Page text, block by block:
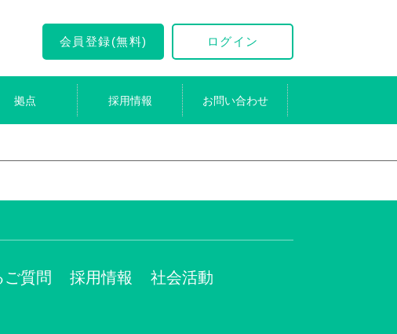
会員登録(無料) ログイン
拠点 採用情報 お問い合わせ
質問 採用情報 社会活動